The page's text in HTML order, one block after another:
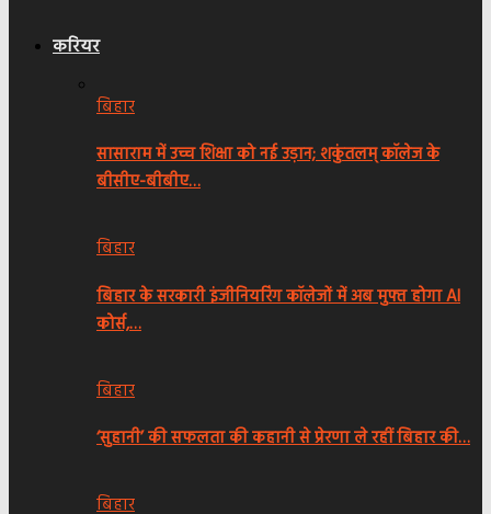
करियर
बिहार
सासाराम में उच्च शिक्षा को नई उड़ान; शकुंतलम् कॉलेज के
बीसीए-बीबीए…
बिहार
बिहार के सरकारी इंजीनियरिंग कॉलेजों में अब मुफ्त होगा AI
कोर्स,…
बिहार
‘सुहानी’ की सफलता की कहानी से प्रेरणा ले रहीं बिहार की…
बिहार